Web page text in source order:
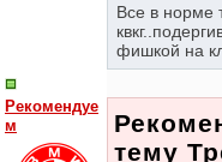
Все в норме
фишкой на
Рекомендуе
м
тему